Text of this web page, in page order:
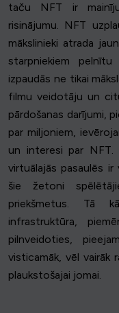
taču NFT ir
risinājumu. NFT
mākslinieki atrada
starpniekiem
izpaudās ne tikai
filmu veidotāju un
pārdošanas darījumi,
par miljoniem,
un interesi par NFT.
virtuālajās pasaulēs
šie žetoni
priekšmetus. Tā
infrastruktūra,
pilnveidoties,
visticamāk, vēl vairāk
plaukstošajai jomai.